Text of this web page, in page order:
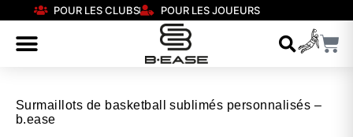
POUR LES CLUBS POUR LES JOUEURS
Surmaillots de basketball sublimés personnalisés –
b.ease